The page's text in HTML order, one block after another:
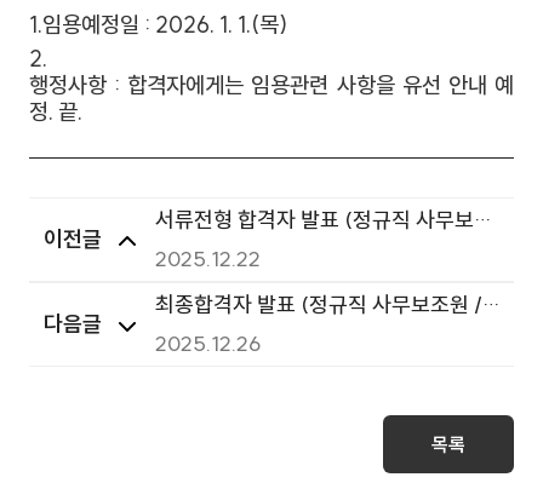
1.임용예정일 : 2026. 1. 1.(목)
2.
행정사항 : 합격자에게는 임용관련 사항을 유선 안내 예
정. 끝.
이전글
서류전형 합격자 발표 (정규직 사무보조
원 / 2025년 11차(2회) 채용)
2025.12.22
다음글
최종합격자 발표 (정규직 사무보조원 /
2025년 11차(2회) 채용)
2025.12.26
목록